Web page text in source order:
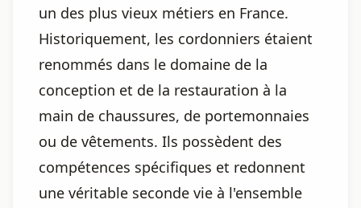
un des plus vieux métiers en France.
Historiquement, les cordonniers étaient
renommés dans le domaine de la
conception et de la restauration à la
main de chaussures, de portemonnaies
ou de vêtements. Ils possèdent des
compétences spécifiques et redonnent
une véritable seconde vie à l'ensemble